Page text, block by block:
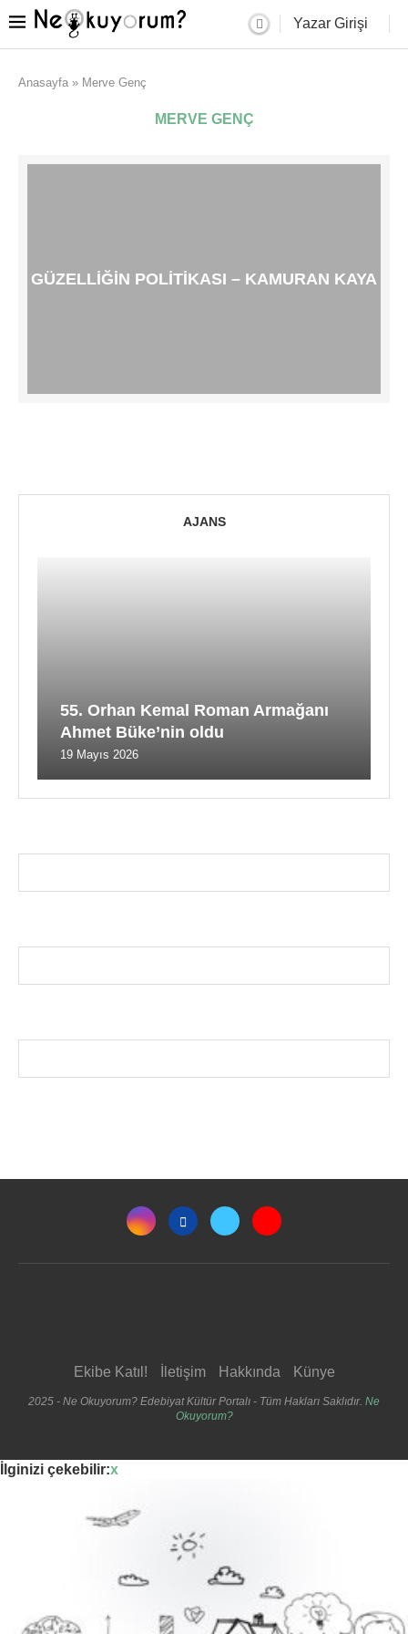
Yazar Girişi
Anasayfa » Merve Genç
MERVE GENÇ
GÜZELLIĞIN POLITIKASI – KAMURAN KAYA
AJANS
55. Orhan Kemal Roman Armağanı
Ahmet Büke’nin oldu
19 Mayıs 2026
Ekibe Katıl! İletişim Hakkında Künye
2025 - Ne Okuyorum? Edebiyat Kültür Portalı - Tüm Hakları Saklıdır. Ne
Okuyorum?
İlginizi çekebilir:x